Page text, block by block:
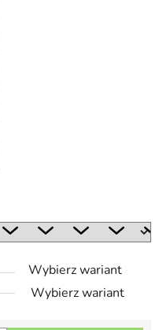
Wybierz wariant
Wybierz wariant